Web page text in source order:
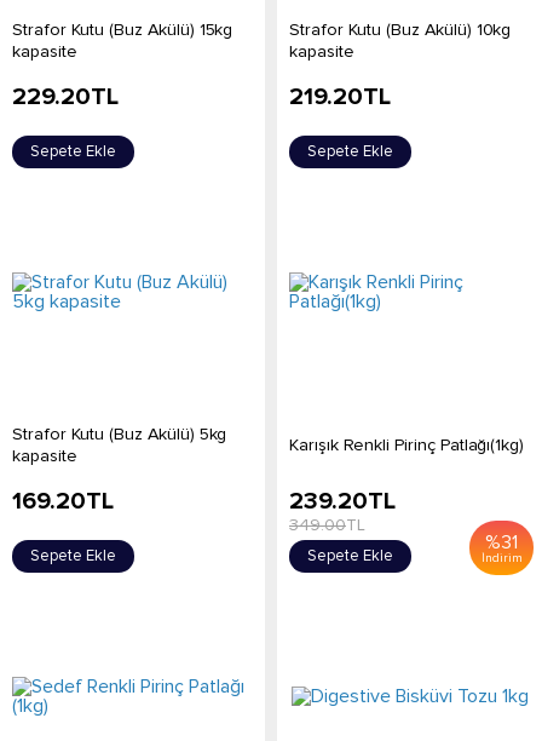
Strafor Kutu (Buz Akülü) 15kg
kapasite
229.20TL
Sepete Ekle
Strafor Kutu (Buz Akülü) 10kg
kapasite
219.20TL
Sepete Ekle
Strafor Kutu (Buz Akülü) 5kg
kapasite
169.20TL
Sepete Ekle
Karışık Renkli Pirinç Patlağı(1kg)
%31
İndirim
239.20TL
349.00TL
Sepete Ekle